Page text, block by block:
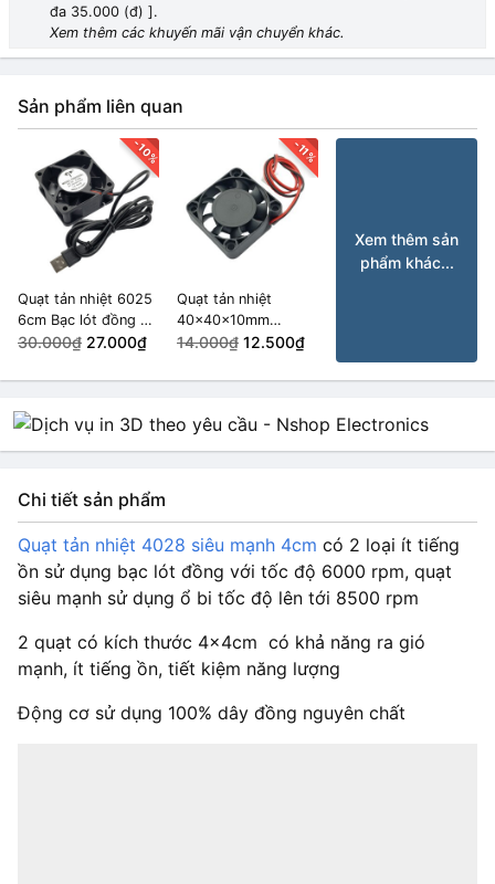
đa 35.000 (đ) ].
Xem thêm các khuyến mãi vận chuyển khác.
Sản phẩm liên quan
-10%
Quạt tản nhiệt 6025
6cm Bạc lót đồng 5V
USB
30.000₫ 27.000₫
-11%
Quạt tản nhiệt
40x40x10mm
12VDC
14.000₫ 12.500₫
Xem thêm sản
phẩm khác...
Chi tiết sản phẩm
Quạt tản nhiệt 4028 siêu mạnh 4cm có 2 loại ít tiếng
ồn sử dụng bạc lót đồng với tốc độ 6000 rpm, quạt
siêu mạnh sử dụng ổ bi tốc độ lên tới 8500 rpm
2 quạt có kích thước 4x4cm có khả năng ra gió
mạnh, ít tiếng ồn, tiết kiệm năng lượng
Động cơ sử dụng 100% dây đồng nguyên chất